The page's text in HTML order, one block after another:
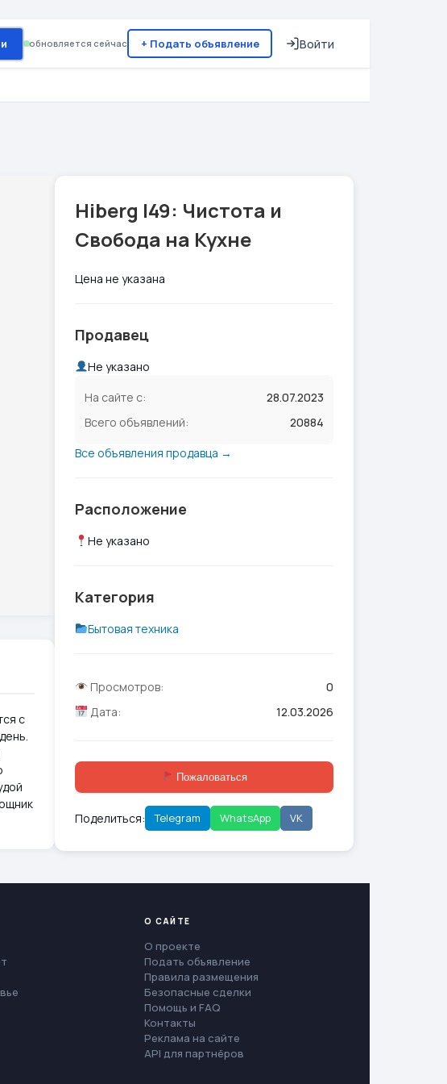
обновляется сейчас + Подать объявление Войти
с
Hiberg I49: Чистота и
Свобода на Кухне
Цена не указана
Продавец
Не указано
На сайте с:
28.07.2023
Всего объявлений:
20884
Все объявления продавца →
Расположение
Не указано
Категория
Бытовая техника
Просмотров:
0
Дата:
12.03.2026
Пожаловаться
Поделиться: Telegram WhatsApp VK
О САЙТЕ
О проекте
Подать объявление
Правила размещения
Безопасные сделки
Помощь и FAQ
Контакты
Реклама на сайте
API для партнёров